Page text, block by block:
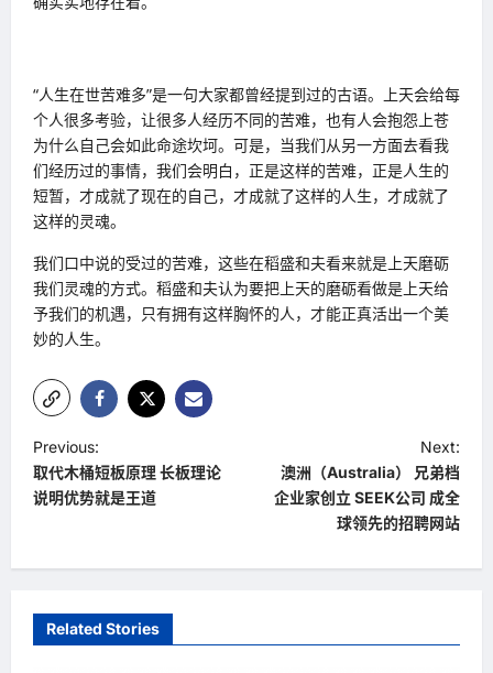
“人生在世苦难多”是一句大家都曾经提到过的古语。上天会给每
个人很多考验，让很多人经历不同的苦难，也有人会抱怨上苍
为什么自己会如此命途坎坷。可是，当我们从另一方面去看我
们经历过的事情，我们会明白，正是这样的苦难，正是人生的
短暂，才成就了现在的自己，才成就了这样的人生，才成就了
这样的灵魂。
我们口中说的受过的苦难，这些在稻盛和夫看来就是上天磨砺
我们灵魂的方式。稻盛和夫认为要把上天的磨砺看做是上天给
予我们的机遇，只有拥有这样胸怀的人，才能正真活出一个美
妙的人生。
P
o
a
v
Previous:
取代木桶短板原理 长板理论
说明优势就是王道
Next:
澳洲（Australia） 兄弟档
企业家创立 SEEK公司 成全
球领先的招聘网站
Related Stories